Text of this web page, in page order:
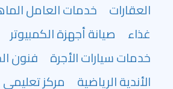
العقارات خدمات العامل
غذاء
صيانة أجهزة الكمبيوتر
خدمات سيارات الأجرة فنون
الأندية الرياضية
مركز تعليمي